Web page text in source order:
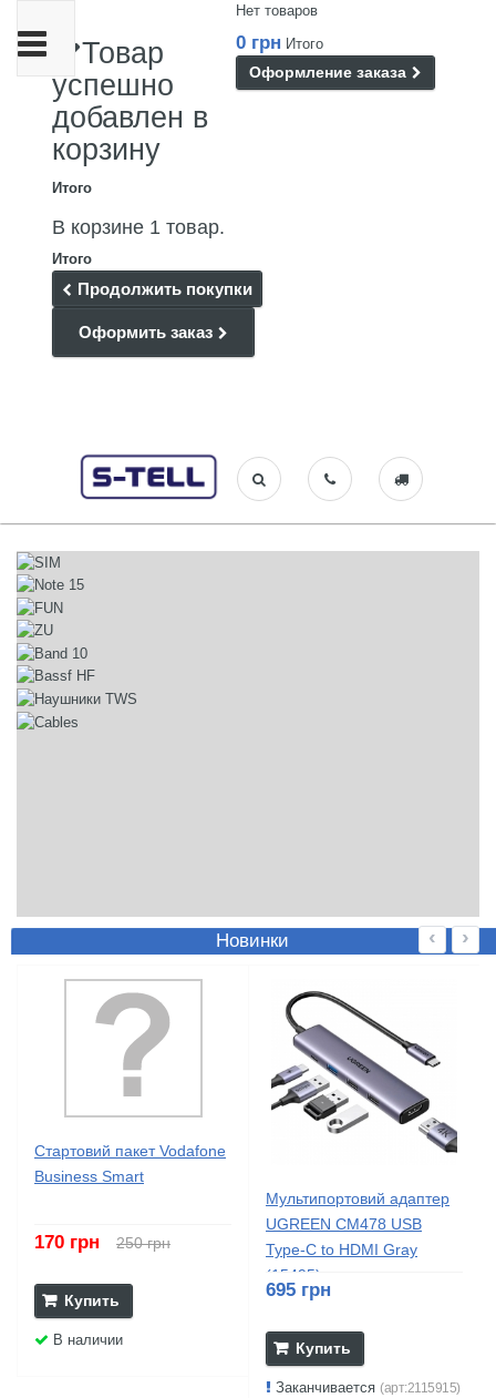
Нет товаров
0 грн Итого
Оформление заказа
Товар
успешно
добавлен в
корзину
Итого
В корзине 1 товар.
Итого
Продолжить покупки
Оформить заказ
Переключить
навигации
Новинки ‹ ›
Стартовий пакет Vodafone
Business Smart
170 грн 250 грн
Купить
В наличии
Мультипортовий адаптер
UGREEN CM478 USB
Type-C to HDMI Gray
(15495)
695 грн
Купить
Заканчивается (арт:2115915)